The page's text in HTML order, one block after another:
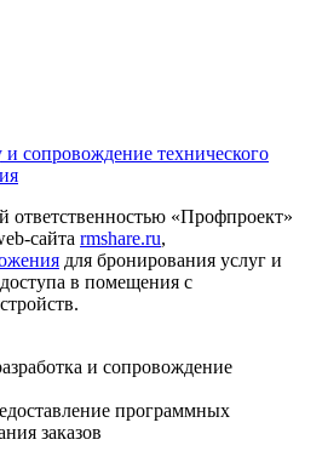
и сопровождение технического
ответственностью «Профпроект»
сайта rmshare.ru,
для бронирования услуг и
в помещения с
и сопровождение
программных
заказов